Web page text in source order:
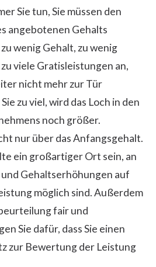
Sie tun, Sie müssen den
angebotenen Gehalts
wenig Gehalt, zu wenig
viele Gratisleistungen an,
nicht mehr zur Tür
zu viel, wird das Loch in den
noch größer.
nur über das Anfangsgehalt.
ein großartiger Ort sein, an
Gehaltserhöhungen auf
möglich sind. Außerdem
fair und
Sie dafür, dass Sie einen
zur Bewertung der Leistung